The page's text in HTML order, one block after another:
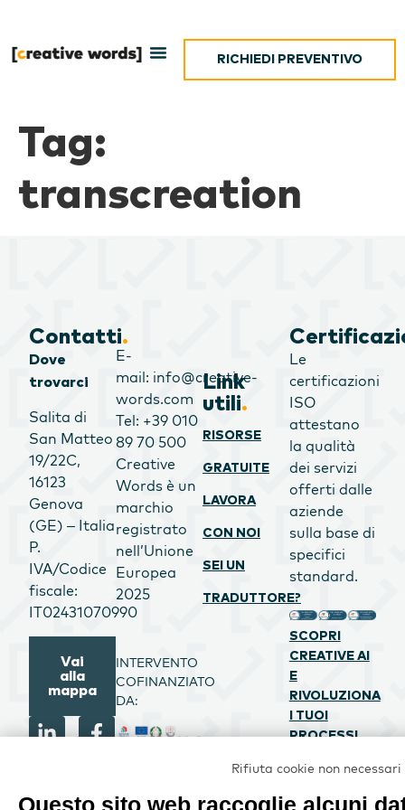
RICHIEDI PREVENTIVO
Tag:
transcreation
Contatti.
Dove
trovarci
Salita di
San Matteo
19/22C,
16123
Genova
(GE) – Italia
P.
IVA/Codice
fiscale:
IT02431070990
Vai
alla
mappa
E-
mail: info@creative-
words.com
Tel: +39 010
89 70 500
Creative
Words è un
marchio
registrato
nell’Unione
Europea
2025
INTERVENTO
COFINANZIATO
DA:
Link
utili.
RISORSE
GRATUITE
LAVORA
CON NOI
SEI UN
TRADUTTORE?
Le
certificazioni
ISO
attestano
la qualità
dei servizi
offerti dalle
aziende
sulla base di
specifici
standard.
SCOPRI
CREATIVE AI
E
RIVOLUZIONA
I TUOI
PROCESSI
Rifiuta cookie non
Questo sito web raccoglie alcuni